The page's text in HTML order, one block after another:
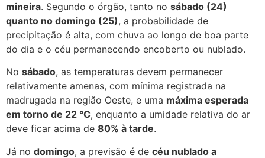
mineira. Segundo o órgão, tanto no sábado (24)
quanto no domingo (25), a probabilidade de
precipitação é alta, com chuva ao longo de boa parte
do dia e o céu permanecendo encoberto ou nublado.
No sábado, as temperaturas devem permanecer
relativamente amenas, com mínima registrada na
madrugada na região Oeste, e uma máxima esperada
em torno de 22 °C, enquanto a umidade relativa do ar
deve ficar acima de 80% à tarde.
Já no domingo, a previsão é de céu nublado a